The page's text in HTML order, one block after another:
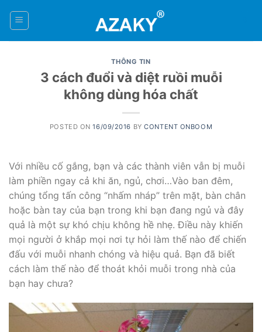
THÔNG TIN
3 cách đuổi và diệt ruồi muỗi
không dùng hóa chất
POSTED ON16/09/2016 BYCONTENT ONBOOM
Với nhiều cố gắng, bạn và các thành viên vẫn bị muỗi
làm phiền ngay cả khi ăn, ngủ, chơi…Vào ban đêm,
chúng tổng tấn công “nhấm nháp” trên mặt, bàn chân
hoặc bàn tay của bạn trong khi bạn đang ngủ và đây
quả là một sự khó chịu không hề nhẹ. Điều này khiến
mọi người ở khắp mọi nơi tự hỏi làm thế nào để chiến
đấu với muỗi nhanh chóng và hiệu quả. Bạn đã biết
cách làm thế nào để thoát khỏi muỗi trong nhà của
bạn hay chưa?